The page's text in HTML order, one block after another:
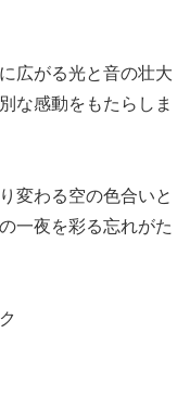
広がる光と音の壮大
な感動をもたらしま
変わる空の色合いと
一夜を彩る忘れがた